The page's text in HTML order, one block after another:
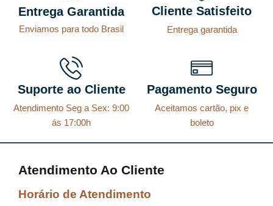
Entrega Garantida
Enviamos para todo Brasil
Cliente Satisfeito
Entrega garantida
Suporte ao Cliente
Atendimento Seg a Sex: 9:00
ás 17:00h
Pagamento Seguro
Aceitamos cartão, pix e
boleto
Atendimento Ao Cliente
Horário de Atendimento